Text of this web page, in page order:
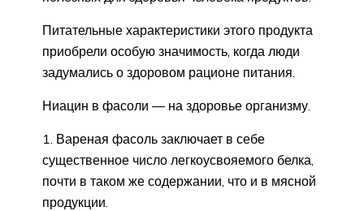
Питательные характеристики этого продукта
приобрели особую значимость, когда люди
задумались о здоровом рационе питания.
Ниацин в фасоли — на здоровье организму.
Вареная фасоль заключает в себе
существенное число легкоусвояемого белка,
почти в таком же содержании, что и в мясной
продукции.